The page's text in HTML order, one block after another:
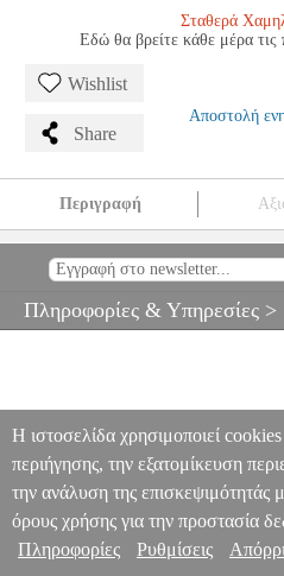
Σταθερά
Εδώ θα βρείτε κάθε μέρα τις
Wishlist
Share
Αποστολή
Περιγραφή
POWERSTROKE 3 HAZY
1018 FLT ΔΕΡΜΑ ΚΑΣΑΣ 18"
Πληροφορίες & Υπηρεσίες >
Η ιστοσελίδα χρησιμοποιεί cookies
περιήγησης, την εξατομίκευση
την ανάλυση της επισκεψιμότητάς
όρους χρήσης για την προστασία
Πληροφορίες
Ρυθμίσεις